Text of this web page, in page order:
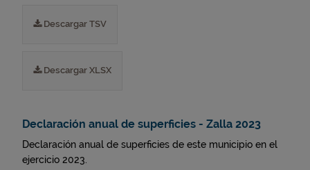
Descargar TSV
Descargar XLSX
Declaración anual de superficies - Zalla 2023
Declaración anual de superficies de este municipio en el
ejercicio 2023.